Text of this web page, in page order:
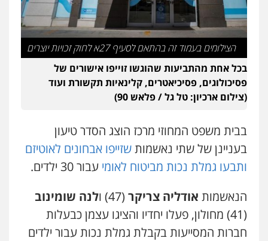
עו"ד אביגדור פלדמן
פלילי אסירים צווארון לבן זכויות אדם
0505345826
עו"ד תמיר סולומון
פלילי כלכלי מיסים הלבנת הון
דוד אפרים משרד עורכי דין
0506209859
הצילומים בעמוד זה בהתאם לסעיף 27א לחוק זכויות יוצרים
בכל אחת מהתביעות שהוגשו זוייפו אישורים של
פסיכולוגים, פסיכיאטרים, קלינאיות תקשורת ועוד
(צילום ארכיון: טל גל / פלאש 90)
בבית משפט המחוזי מרכז הוצג הסדר טיעון
בעניינן של שתי נאשמותשזייפו אבחונים לאוטיזם
ותבעו גמלת נכות מביטוח לאומי עבור 30 ילדים.
הנאשמות אודליה צריקר (47) ו
לנה שומינוב
(41) מחולון, פעלו יחדיו והציגו עצמן כבעלות
חברות המסייעות בקבלת גמלת נכות עבור ילדים